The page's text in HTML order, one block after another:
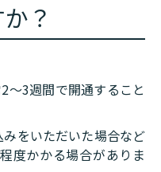
？
～3週間で開通すること
をいただいた場合など
度かかる場合がありま